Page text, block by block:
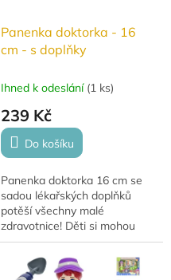
Panenka doktorka - 16
cm - s doplňky
Ihned k odeslání (1 ks)
239 Kč
Do košíku
Panenka doktorka 16 cm se
sadou lékařských doplňků
potěší všechny malé
zdravotnice! Děti si mohou
hrát na ošetřování pacientů a
rozvíjet svou fantazii i
empatii.